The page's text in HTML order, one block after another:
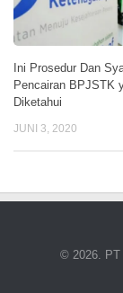
Ini Prosedur Dan
Pencairan BPJSTK
Diketahui
JUNI 3, 2020
© 2026. PT